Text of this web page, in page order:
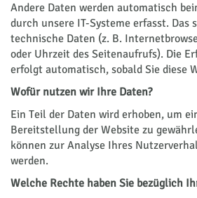
Andere Daten werden automatisch
durch unsere IT-Systeme erfasst. Das
technische Daten (z. B.
oder Uhrzeit des Seitenaufrufs). Die
erfolgt automatisch, sobald Sie diese
Wofür nutzen wir Ihre Daten?
Ein Teil der Daten wird erhoben, um
Bereitstellung der Website zu
können zur Analyse Ihres
werden.
Welche Rechte haben Sie bezüglich